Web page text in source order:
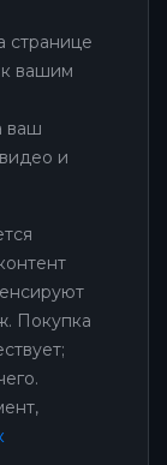
странице
к вашим
ваш
и
Покупка